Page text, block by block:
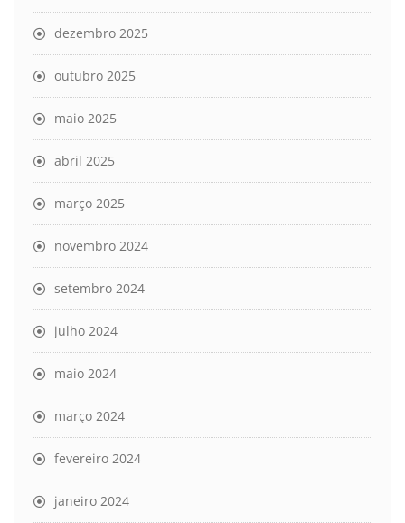
dezembro 2025
outubro 2025
maio 2025
abril 2025
março 2025
novembro 2024
setembro 2024
julho 2024
maio 2024
março 2024
fevereiro 2024
janeiro 2024